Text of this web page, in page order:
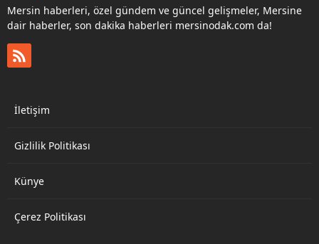
Mersin haberleri, özel gündem ve güncel gelişmeler, Mersine
dair haberler, son dakika haberleri mersinodak.com da!
İletişim
Gizlilik Politikası
Künye
Çerez Politikası